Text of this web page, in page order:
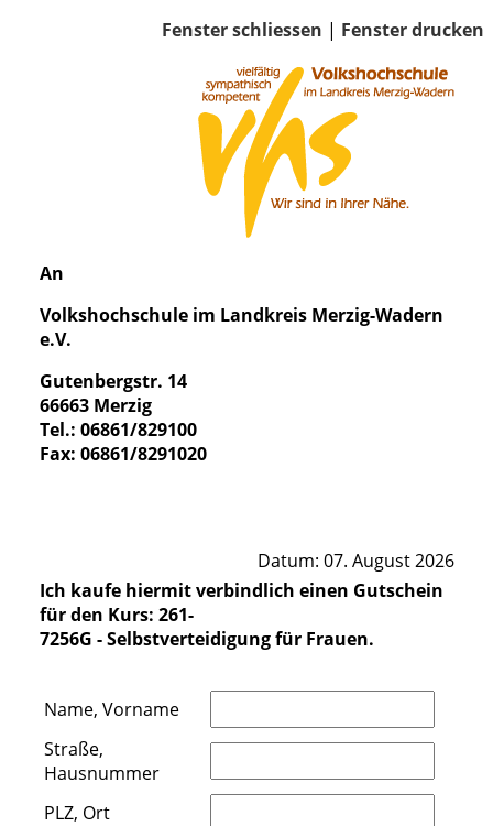
Fenster schliessen | Fenster drucken
An
Volkshochschule im Landkreis Merzig-Wadern
e.V.
Gutenbergstr. 14
66663 Merzig
Tel.: 06861/829100
Fax: 06861/8291020
Datum: 07. August 2026
Ich kaufe hiermit verbindlich einen Gutschein
für den Kurs: 261-
7256G - Selbstverteidigung für Frauen.
Name, Vorname
Straße,
Hausnummer
PLZ, Ort